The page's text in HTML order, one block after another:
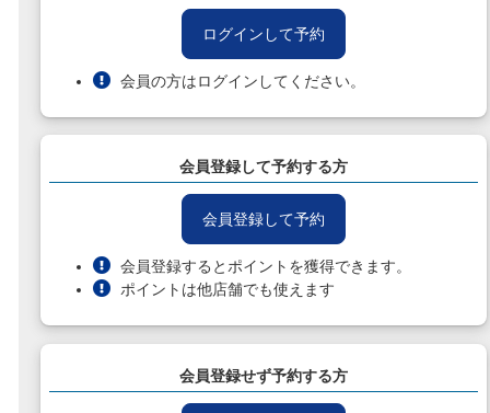
ログインして予約
会員の方はログインしてください。
会員登録して予約する方
会員登録して予約
会員登録するとポイントを獲得できます。
ポイントは他店舗でも使えます
会員登録せず予約する方